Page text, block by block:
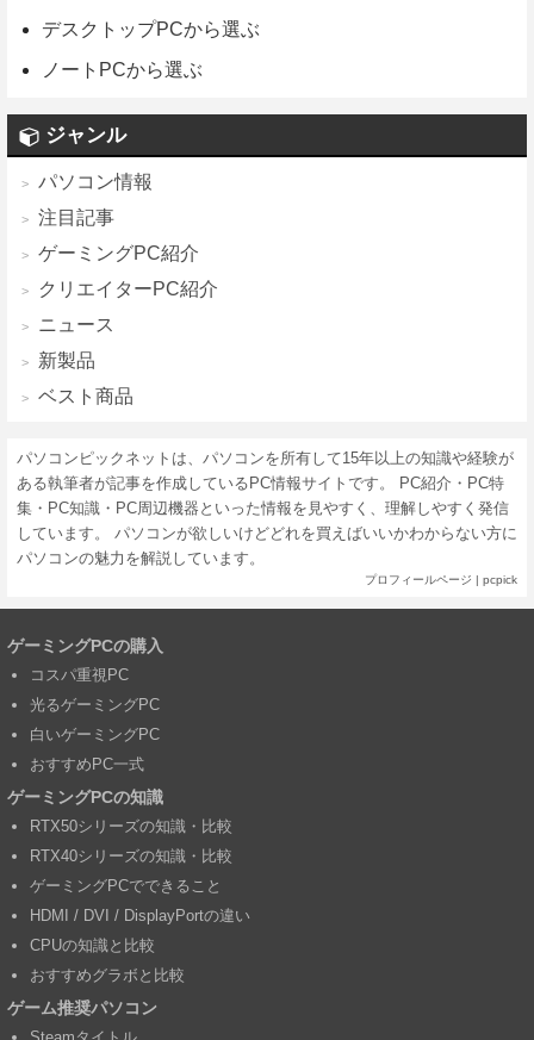
デスクトップPCから選ぶ
ノートPCから選ぶ
ジャンル
パソコン情報
注目記事
ゲーミングPC紹介
クリエイターPC紹介
ニュース
新製品
ベスト商品
パソコンピックネットは、パソコンを所有して15年以上の知識や経験が
ある執筆者が記事を作成しているPC情報サイトです。 PC紹介・PC特
集・PC知識・PC周辺機器といった情報を見やすく、理解しやすく発信
しています。 パソコンが欲しいけどどれを買えばいいかわからない方に
パソコンの魅力を解説しています。
プロフィールページ | pcpick
ゲーミングPCの購入
コスパ重視PC
光るゲーミングPC
白いゲーミングPC
おすすめPC一式
ゲーミングPCの知識
RTX50シリーズの知識・比較
RTX40シリーズの知識・比較
ゲーミングPCでできること
HDMI / DVI / DisplayPortの違い
CPUの知識と比較
おすすめグラボと比較
ゲーム推奨パソコン